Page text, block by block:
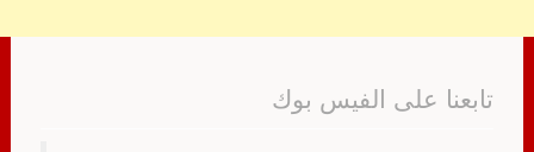
تابعنا على الفيس بوك